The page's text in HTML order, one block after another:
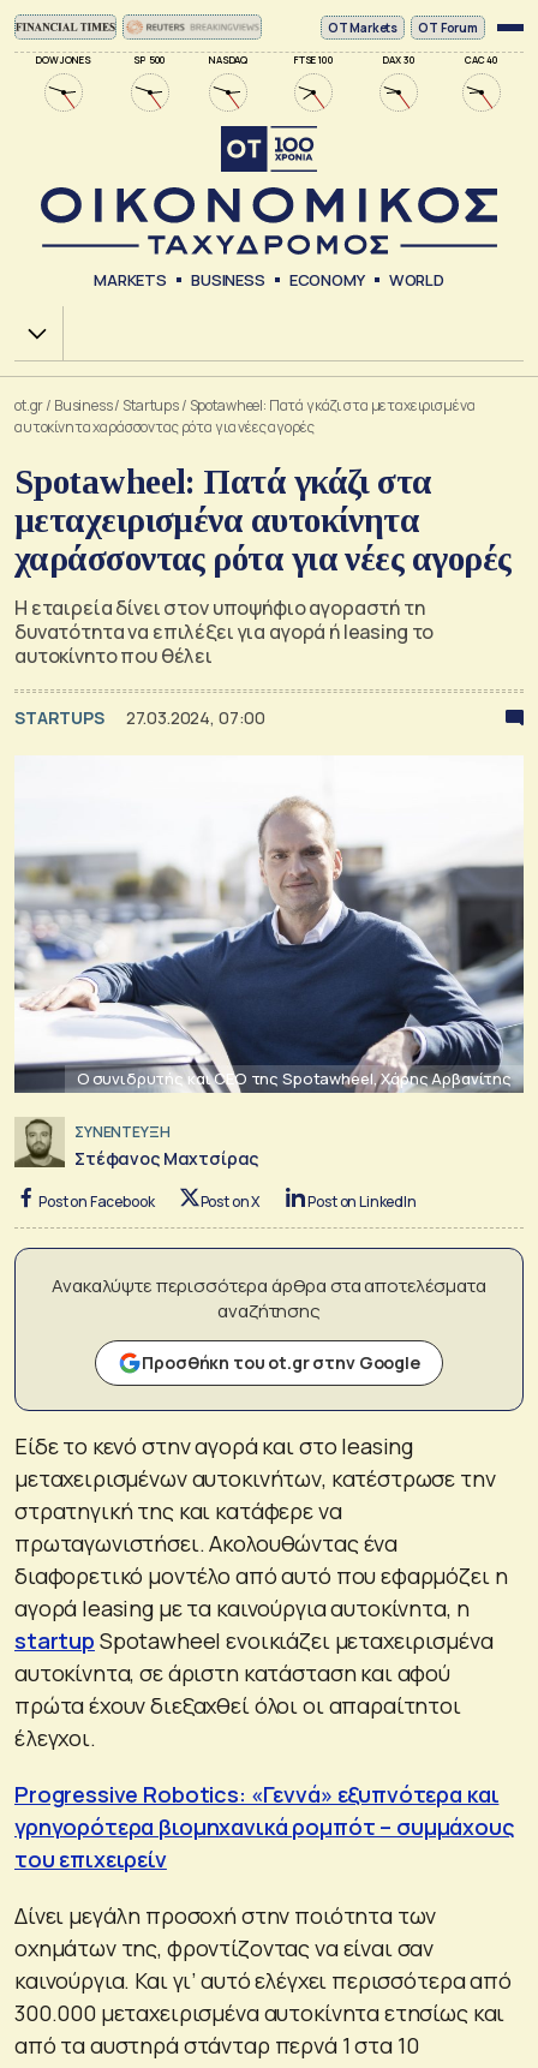
DOW JONES SP 500 NASDAQ FTSE 100 DAX 30 CAC 40
ΟΤ Markets OT Forum
MARKETS BUSINESS ECONOMY WORLD
Χ.Α.
ot.gr/ Business/ Startups/ Spotawheel: Πατά γκάζι στα μεταχειρισμένα
αυτοκίνητα χαράσσοντας ρότα για νέες αγορές
Spotawheel: Πατά γκάζι στα
μεταχειρισμένα αυτοκίνητα
χαράσσοντας ρότα για νέες αγορές
Η εταιρεία δίνει στον υποψήφιο αγοραστή τη
δυνατότητα να επιλέξει για αγορά ή leasing το
αυτοκίνητο που θέλει
STARTUPS 27.03.2024, 07:00
O συνιδρυτής και CEO της Spotawheel, Χάρης Αρβανίτης
ΣΥΝΕΝΤΕΥΞΗ
Στέφανος Μαχτσίρας
Post on Facebook Post on X Post on LinkedIn
Ανακαλύψτε περισσότερα άρθρα στα αποτελέσματα
αναζήτησης
Προσθήκη του ot.gr στην Google
Είδε το κενό στην αγορά και στο leasing
μεταχειρισμένων αυτοκινήτων, κατέστρωσε την
στρατηγική της και κατάφερε να
πρωταγωνιστήσει. Ακολουθώντας ένα
διαφορετικό μοντέλο από αυτό που εφαρμόζει η
αγορά leasing με τα καινούργια αυτοκίνητα, η
startup Spotawheel ενοικιάζει μεταχειρισμένα
αυτοκίνητα, σε άριστη κατάσταση και αφού
πρώτα έχουν διεξαχθεί όλοι οι απαραίτητοι
έλεγχοι.
Progressive Robotics: «Γεννά» εξυπνότερα και
γρηγορότερα βιομηχανικά ρομπότ – συμμάχους
του επιχειρείν
Δίνει μεγάλη προσοχή στην ποιότητα των
οχημάτων της, φροντίζοντας να είναι σαν
καινούργια. Και γι’ αυτό ελέγχει περισσότερα από
300.000 μεταχειρισμένα αυτοκίνητα ετησίως και
από τα αυστηρά στάνταρ περνά 1 στα 10